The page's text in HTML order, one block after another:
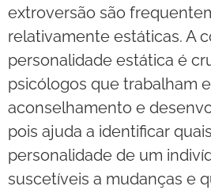
extroversão são
relativamente estáticas. A
personalidade estática é
psicólogos que trabalham
aconselhamento e
pois ajuda a identificar
personalidade de um
suscetíveis a mudanças e